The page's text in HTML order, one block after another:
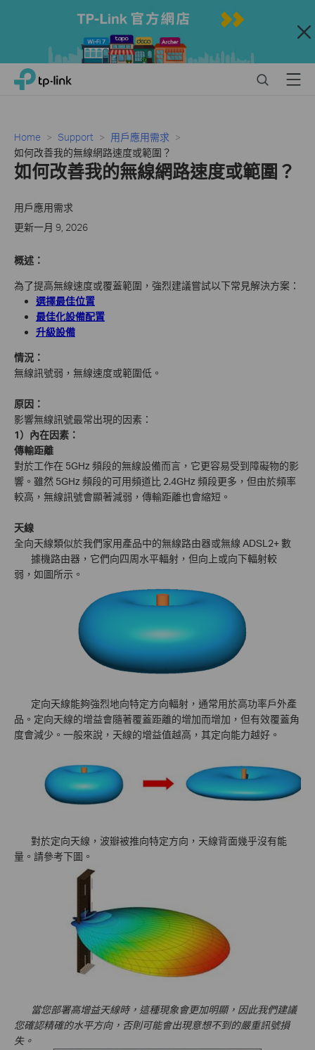
Close
Click
navigation
bar
TP-Link, Reliably Smart SearchMenu
Home Support
用戶應用需求
如何改善我的無線網路速度或範圍？
如何改善我的無線網路速度或範圍？
用戶應用需求
更新一月 9, 2026
概述：
為了提高無線速度或覆蓋範圍，強烈建議嘗試以下常見解決方案：
選擇最佳位置
最佳化設備配置
升級設備
情況：
無線訊號弱，無線速度或範圍低。
原因：
影響無線訊號最常出現的因素：
1）內在因素：
傳輸距離
對於工作在 5GHz 頻段的無線設備而言，它更容易受到障礙物的影
響。雖然 5GHz 頻段的可用頻道比 2.4GHz 頻段更多，但由於頻率
較高，無線訊號會顯著減弱，傳輸距離也會縮短。
天線
全向天線類似於我們家用產品中的無線路由器或無線 ADSL2+ 數
據機路由器，它們向四周水平輻射，但向上或向下輻射較
弱，如圖所示。
定向天線能夠強烈地向特定方向輻射，通常用於高功率戶外產
品。定向天線的增益會隨著覆蓋距離的增加而增加，但有效覆蓋角
度會減少。一般來說，天線的增益值越高，其定向能力越好。
對於定向天線，波瓣被推向特定方向，天線背面幾乎沒有能
量。請參考下圖。
當您部署高增益天線時，這種現象會更加明顯，因此我們建議
您確認精確的水平方向，否則可能會出現意想不到的嚴重訊號損
失。